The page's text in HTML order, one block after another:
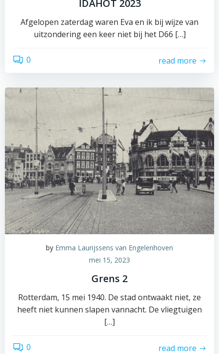
IDAHOT 2023
Afgelopen zaterdag waren Eva en ik bij wijze van
uitzondering een keer niet bij het D66 […]
0 read more
by Emma Laurijssens van Engelenhoven
mei 15, 2023
Grens 2
Rotterdam, 15 mei 1940. De stad ontwaakt niet, ze
heeft niet kunnen slapen vannacht. De vliegtuigen
[…]
0 read more